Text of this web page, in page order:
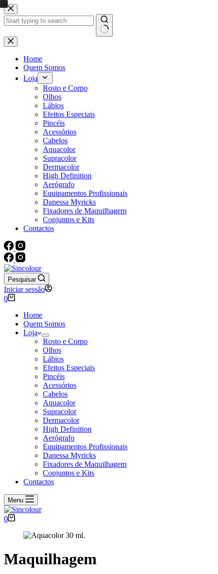
Pular
para
o
Sem
resultados
Home
Quem Somos
Loja
Rosto e Corpo
Olhos
Lábios
Efeitos Especiais
Pincéis
Acessórios
Cabelos
Aquacolor
Supracolor
Dermacolor
High Definition
Aerógrafo
Equipamentos Profissionais
Danessa Myricks
Fixadores de Maquilhagem
Conjuntos e Kits
Contactos
Pesquisar
Iniciar sessão
Carrinho
compras
0
Home
Quem Somos
Loja
Rosto e Corpo
Olhos
Lábios
Efeitos Especiais
Pincéis
Acessórios
Cabelos
Aquacolor
Supracolor
Dermacolor
High Definition
Aerógrafo
Equipamentos Profissionais
Danessa Myricks
Fixadores de Maquilhagem
Conjuntos e Kits
Contactos
Menu
Carrinho
compras
0
Maquilhagem